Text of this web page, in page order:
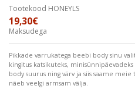
Tootekood HONEYLS
19,30€
Maksudega
Pikkade varrukatega beebi body sinu
kingitus katsikuteks,
body suurus ning värv ja siis saame
näeb veelgi armsam välja.